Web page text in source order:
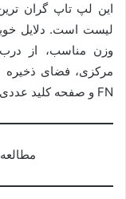
این لپ تاپ گران
لیست است. دلایل
وزن مناسب، از درب
مرکزی، فضای ذخیره
FN و صفحه کلید عددی را دارد.